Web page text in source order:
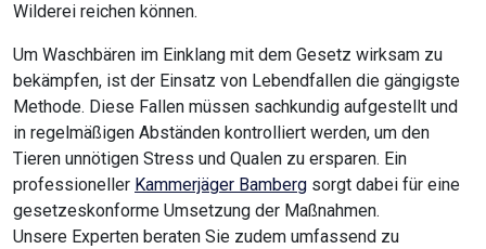
Wilderei reichen können.
Um Waschbären im Einklang mit dem Gesetz wirksam zu
bekämpfen, ist der Einsatz von Lebendfallen die gängigste
Methode. Diese Fallen müssen sachkundig aufgestellt und
in regelmäßigen Abständen kontrolliert werden, um den
Tieren unnötigen Stress und Qualen zu ersparen. Ein
professioneller Kammerjäger Bamberg sorgt dabei für eine
gesetzeskonforme Umsetzung der Maßnahmen.
Unsere Experten beraten Sie zudem umfassend zu